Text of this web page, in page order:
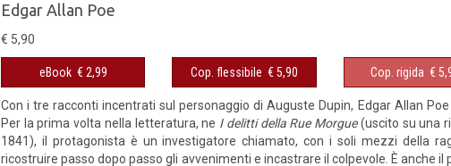
Edgar Allan Poe
€ 5,90
eBook € 2,99 Cop. flessibile € 5,90 Cop. rigida €
Con i tre racconti incentrati sul personaggio di Auguste Dupin, Edgar Allan Poe
Per la prima volta nella letteratura, ne I delitti della Rue Morgue(uscito su una
1841), il protagonista è un investigatore chiamato, con i soli mezzi della
ricostruire passo dopo passo gli avvenimenti e incastrare il colpevole. È anche il